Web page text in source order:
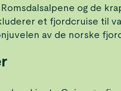
og de
et fjordcruise til
av de norske